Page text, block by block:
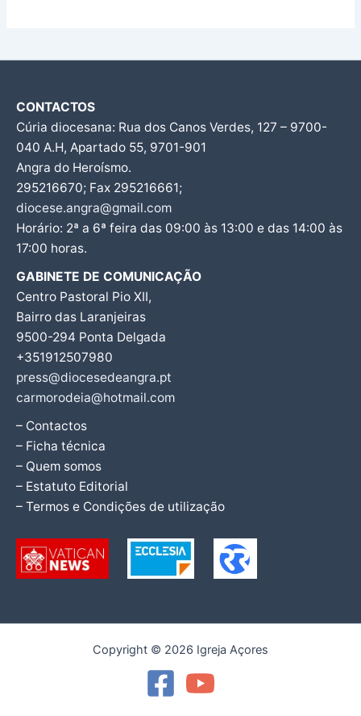
CONTACTOS
Cúria diocesana: Rua dos Canos Verdes, 127 – 9700-
040 A.H, Apartado 55, 9701-901
Angra do Heroísmo.
295216670; Fax 295216661;
diocese.angra@gmail.com
Horário: 2ª a 6ª feira das 09:00 às 13:00 e das 14:00 às
17:00 horas.
GABINETE DE COMUNICAÇÃO
Centro Pastoral Pio XII,
Bairro das Laranjeiras
9500-294 Ponta Delgada
+351912507980
press@diocesedeangra.pt
carmorodeia@hotmail.com
– Contactos
– Ficha técnica
– Quem somos
– Estatuto Editorial
– Termos e Condições de utilização
Copyright © 2026 Igreja Açores